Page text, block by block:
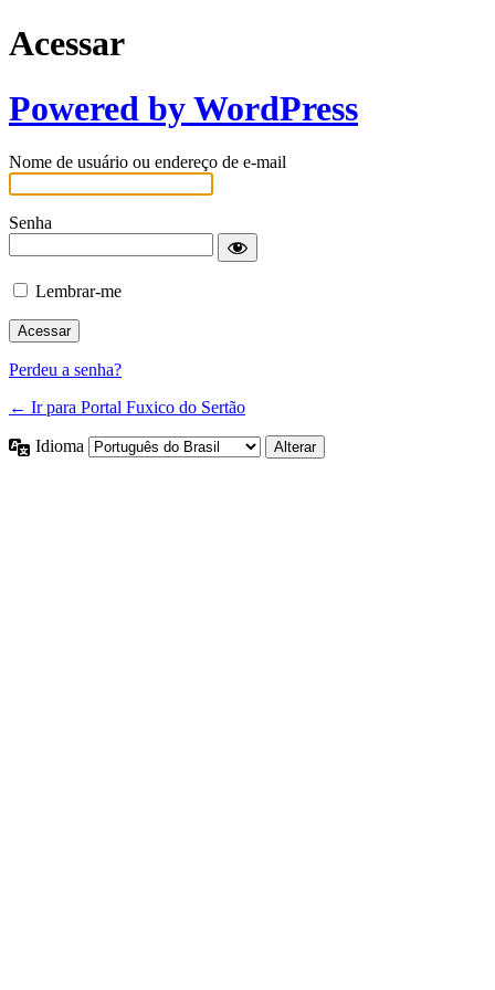
Acessar
Powered by WordPress
Nome de usuário ou endereço de e-mail
Senha
Lembrar-me
Perdeu a senha?
← Ir para Portal Fuxico do Sertão
Idioma